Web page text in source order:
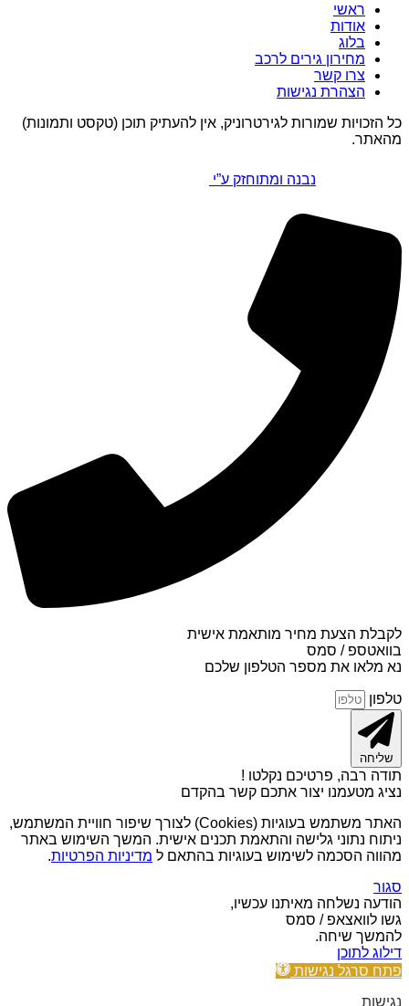
ראשי
אודות
בלוג
מחירון גירים לרכב
צרו קשר
הצהרת נגישות
כל הזכויות שמורות לגירטרוניק, אין להעתיק תוכן (טקסט ותמונות)
מהאתר.
נבנה ומתוחזק ע”י
לקבלת הצעת מחיר מותאמת אישית
בוואטספ / סמס
נא מלאו את מספר הטלפון שלכם
טלפון
שליחה
תודה רבה, פרטיכם נקלטו !
נציג מטעמנו יצור אתכם קשר בהקדם
האתר משתמש בעוגיות (Cookies) לצורך שיפור חוויית המשתמש,
ניתוח נתוני גלישה והתאמת תכנים אישית. המשך השימוש באתר
מהווה הסכמה לשימוש בעוגיות בהתאם ל מדיניות הפרטיות.
סגור
הודעה נשלחה מאיתנו עכשיו,
גשו לוואצאפ / סמס
להמשך שיחה.
דילוג לתוכן
פתח סרגל נגישות
נגישות